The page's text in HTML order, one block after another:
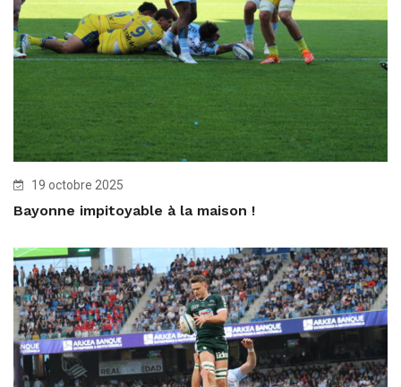
19 octobre 2025
Bayonne impitoyable à la maison !